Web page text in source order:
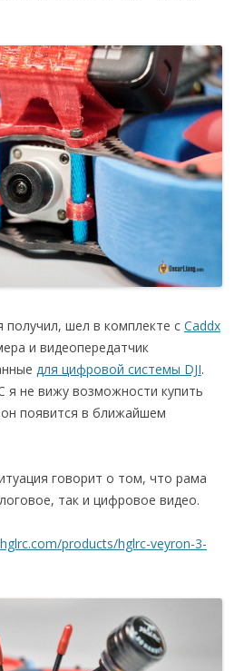
шел в комплекте с Caddx
и видеопередатчик
для цифровой системы DJI.
я не вижу возможности купить
появится в ближайшем
говорит о том, что рама
так и цифровое видео.
products/hglrc-veyron-3-